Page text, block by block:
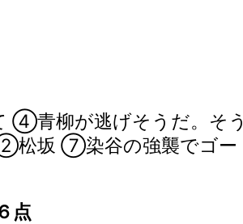
④青柳が逃げそうだ。そう
松坂 ⑦染谷の強襲でゴー
点